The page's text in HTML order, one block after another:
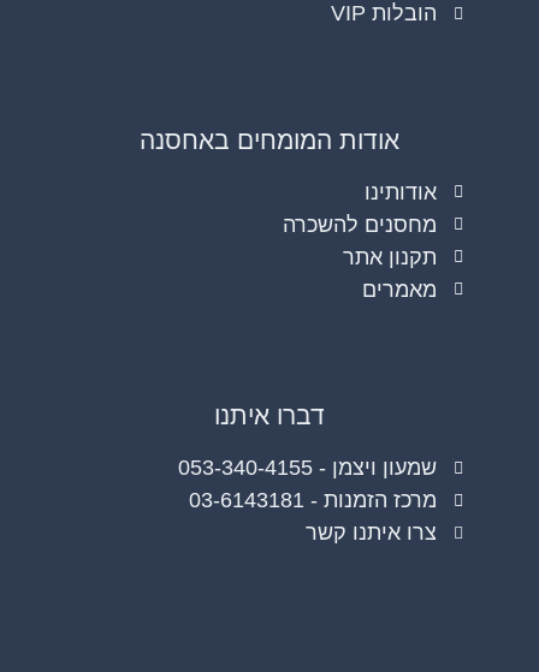
הובלות VIP
אודות המומחים באחסנה
אודותינו
מחסנים להשכרה
תקנון אתר
מאמרים
דברו איתנו
שמעון ויצמן - 053-340-4155
מרכז הזמנות - 03-6143181
צרו איתנו קשר